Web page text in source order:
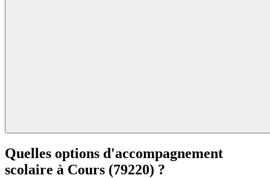
Quelles options d'accompagnement
scolaire à Cours (79220) ?